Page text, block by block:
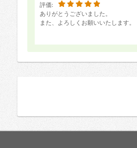
評価:
ありがとうございました。
また、よろしくお願いいたします。